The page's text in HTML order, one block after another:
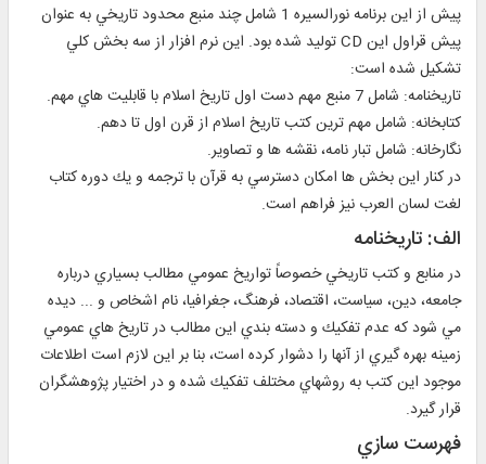
پيش از اين برنامه نورالسيره 1 شامل چند منبع محدود تاريخي به عنوان
پيش قراول اين CD توليد شده بود. اين نرم افزار از سه بخش كلي
تشكيل شده است:
تاريخنامه: شامل 7 منبع مهم دست اول تاريخ اسلام با قابليت هاي مهم.
كتابخانه: شامل مهم ترين كتب تاريخ اسلام از قرن اول تا دهم.
نگارخانه: شامل تبار نامه، نقشه ها و تصاوير.
در كنار اين بخش ها امكان دسترسي به قرآن با ترجمه و يك دوره كتاب
لغت لسان العرب نيز فراهم است.
الف: تاريخنامه
در منابع و كتب تاريخي خصوصاً تواريخ عمومي مطالب بسياري درباره
جامعه، دين، سياست، اقتصاد، فرهنگ، جغرافيا، نام اشخاص و ... ديده
مي شود كه عدم تفكيك و دسته بندي اين مطالب در تاريخ هاي عمومي
زمينه بهره گيري از آنها را دشوار كرده است، بنا بر اين لازم است اطلاعات
موجود اين كتب به روشهاي مختلف تفكيك شده و در اختيار پژوهشگران
قرار گيرد.
فهرست سازي